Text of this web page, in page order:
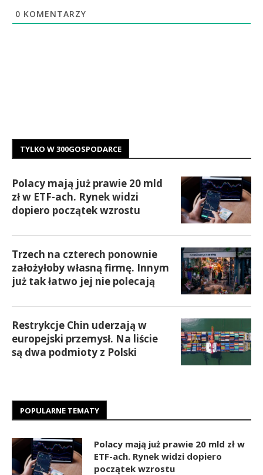
0 KOMENTARZY
TYLKO W 300GOSPODARCE
Polacy mają już prawie 20 mld
zł w ETF-ach. Rynek widzi
dopiero początek wzrostu
Trzech na czterech ponownie
założyłoby własną firmę. Innym
już tak łatwo jej nie polecają
Restrykcje Chin uderzają w
europejski przemysł. Na liście
są dwa podmioty z Polski
POPULARNE TEMATY
Polacy mają już prawie 20 mld zł w
ETF-ach. Rynek widzi dopiero
początek wzrostu